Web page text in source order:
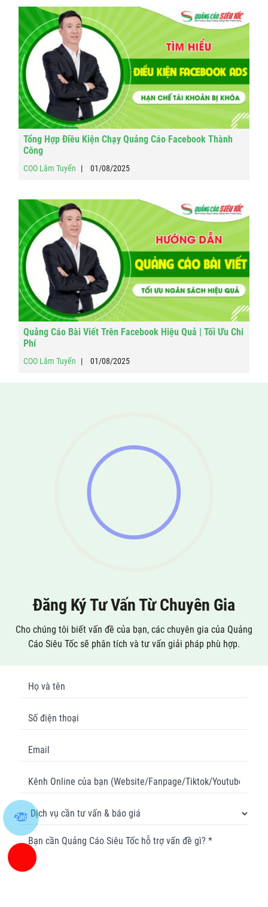
Tổng Hợp Điều Kiện Chạy Quảng Cáo Facebook Thành
Công
COO Lâm Tuyến 01/08/2025
Quảng Cáo Bài Viết Trên Facebook Hiệu Quả | Tối Ưu Chi
Phí
COO Lâm Tuyến 01/08/2025
Đăng Ký Tư Vấn Từ Chuyên Gia
Cho chúng tôi biết vấn đề của bạn, các chuyên gia của Quảng
Cáo Siêu Tốc sẽ phân tích và tư vấn giải pháp phù hợp.
Zalo